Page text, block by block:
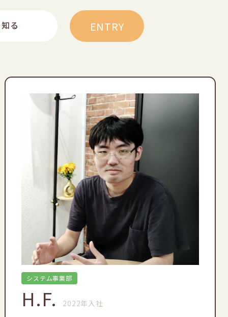
る ENTRY
システム事業部
H.F.
2022年入社